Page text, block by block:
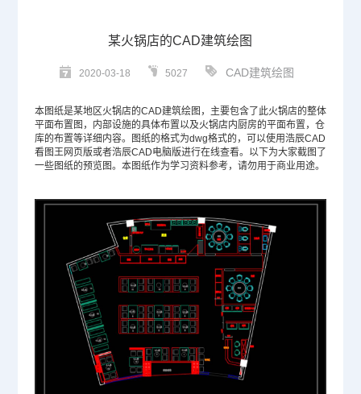
某火锅店的CAD建筑绘图
2020-03-18 5027 CAD建筑绘图
本图纸是某地区火锅店的CAD建筑绘图，主要包含了此火锅店的整体
平面布置图，内部设施的具体布置以及火锅店内厨房的平面布置，仓
库的布置等详细内容。图纸的格式为dwg格式的，可以使用浩辰CAD
看图王网页版或者浩辰CAD电脑版进行在线查看。以下为大家截图了
一些图纸的预览图。本图纸作为学习资料参考，请勿用于商业用途。